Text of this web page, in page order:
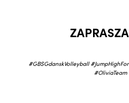
#GBSGdanskVolleyball
#OliviaTeam